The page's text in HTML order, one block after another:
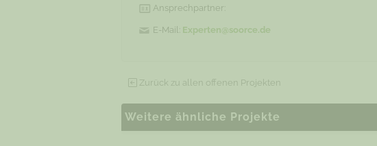
Ansprechpartner:
E-Mail: Experten@soorce.de
Zurück zu allen offenen Projekten
Weitere ähnliche Projekte